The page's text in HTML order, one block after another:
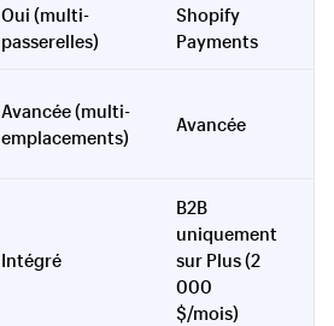
Oui (multi-
passerelles)
Shopify
Payments
Avancée (multi-
emplacements)
Avancée
Intégré
B2B
uniquement
sur Plus (2
000
$/mois)